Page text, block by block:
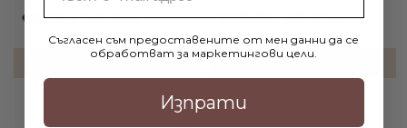
€86.90 / 169.96лв.
ДОБАВИ В КОЛИЧКАТА
€128.88 / 252.07лв.
ДОБАВИ В КОЛИЧКАТА
Съгласен съм предоставените от мен данни да се
обработват за маркетингови цели.
Изпрати